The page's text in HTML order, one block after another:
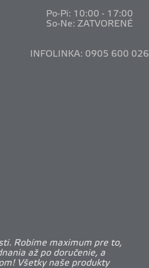
Po-Pi: 10:00 - 17:00
So-Ne: ZATVORENÉ
INFOLINKA: 0905 600 026
Robíme maximum pre to,
až po doručenie, a
Všetky naše produkty